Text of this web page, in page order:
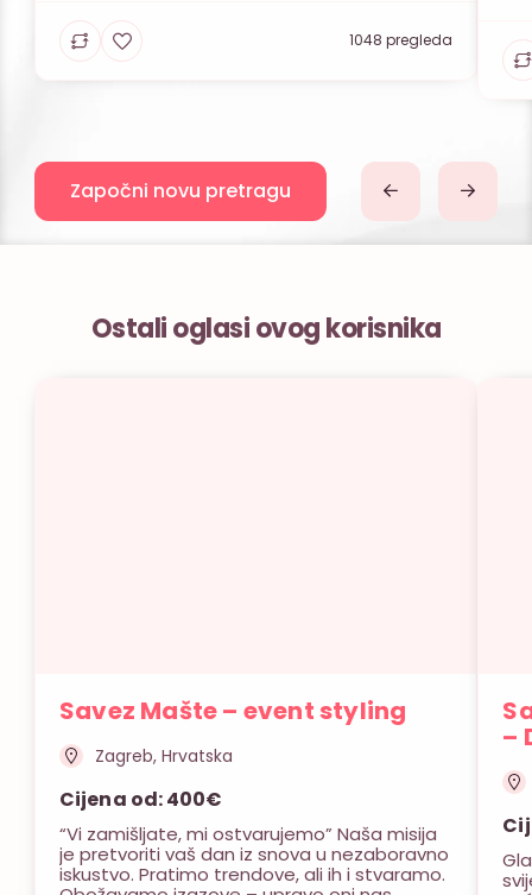
našim spektakularnim specijalnim efektima.
Niski dim na suhi led stvorit će romantičan
dojam plesa na oblacima tijekom vašeg
1048 pregleda
Započni novu pretragu
Ostali oglasi ovog korisnika
Savez Mašte – event styling
Zagreb, Hrvatska
Cijena od: 400€
“Vi zamišljate, mi ostvarujemo” Naša misija
je pretvoriti vaš dan iz snova u nezaboravno
iskustvo. Pratimo trendove, ali ih i stvaramo.
–